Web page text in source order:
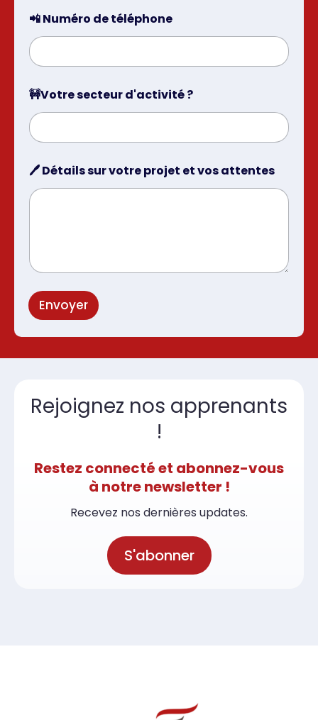
📲 Numéro de téléphone
🚧Votre secteur d'activité ?
🖊️ Détails sur votre projet et vos attentes
Envoyer
Rejoignez nos apprenants
!
Restez connecté et abonnez-vous
à notre newsletter !
Recevez nos dernières updates.
S'abonner